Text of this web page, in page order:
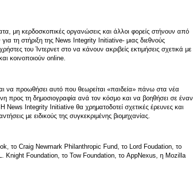
μη κερδοσκοπικές οργανώσεις και άλλοι φορείς στήνουν από
τη στήριξη της News Integrity Initiative- μιας διεθνούς
του Ίντερνετ στο να κάνουν ακριβείς εκτιμήσεις σχετικά με
κοινοποιούν online.
να προωθήσει αυτό που θεωρείται «παιδεία» πάνω στα νέα
προς τη δημοσιογραφία ανά τον κόσμο και να βοηθήσει σε έναν
News Integrity Initiative θα χρηματοδοτεί σχετικές έρευνες και
με ειδικούς της συγκεκριμένης βιομηχανίας.
το Craig Newmark Philanthropic Fund, το Lord Foudation, το
Knight Foundation, το Tow Foundation, το AppNexus, η Mozilla